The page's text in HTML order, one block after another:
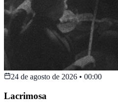
24 de agosto de 2026 • 00:00
Lacrimosa